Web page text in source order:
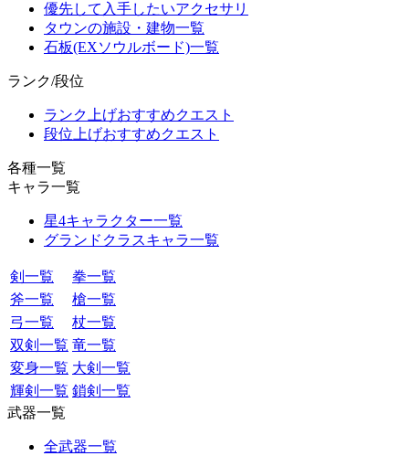
優先して入手したいアクセサリ
タウンの施設・建物一覧
石板(EXソウルボード)一覧
ランク/段位
ランク上げおすすめクエスト
段位上げおすすめクエスト
各種一覧
キャラ一覧
星4キャラクター一覧
グランドクラスキャラ一覧
剣一覧
拳一覧
斧一覧
槍一覧
弓一覧
杖一覧
双剣一覧 竜一覧
変身一覧 大剣一覧
輝剣一覧 鎖剣一覧
武器一覧
全武器一覧